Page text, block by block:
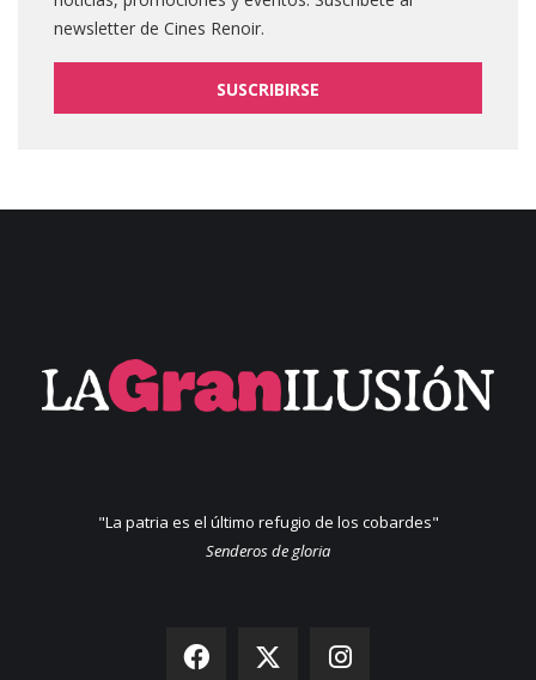
newsletter de Cines Renoir.
SUSCRIBIRSE
"La patria es el último refugio de los cobardes"
Senderos de gloria